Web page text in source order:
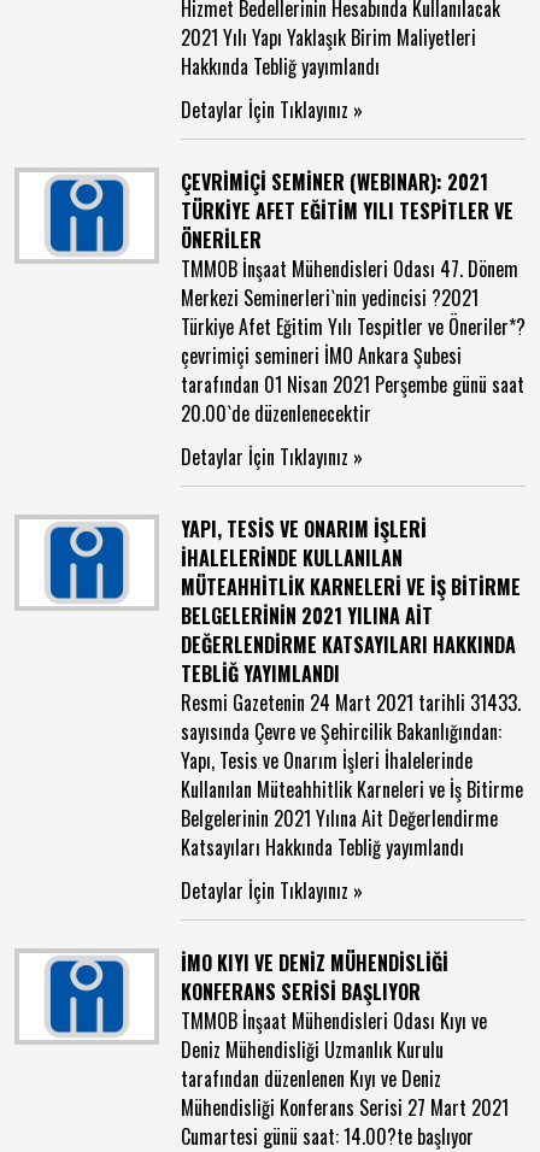
Hizmet Bedellerinin Hesabında Kullanılacak
2021 Yılı Yapı Yaklaşık Birim Maliyetleri
Hakkında Tebliğ yayımlandı
Detaylar İçin Tıklayınız »
ÇEVRİMİÇİ SEMİNER (WEBINAR): 2021
TÜRKİYE AFET EĞİTİM YILI TESPİTLER VE
ÖNERİLER
TMMOB İnşaat Mühendisleri Odası 47. Dönem
Merkezi Seminerleri`nin yedincisi ?2021
Türkiye Afet Eğitim Yılı Tespitler ve Öneriler*?
çevrimiçi semineri İMO Ankara Şubesi
tarafından 01 Nisan 2021 Perşembe günü saat
20.00`de düzenlenecektir
Detaylar İçin Tıklayınız »
YAPI, TESİS VE ONARIM İŞLERİ
İHALELERİNDE KULLANILAN
MÜTEAHHİTLİK KARNELERİ VE İŞ BİTİRME
BELGELERİNİN 2021 YILINA AİT
DEĞERLENDİRME KATSAYILARI HAKKINDA
TEBLİĞ YAYIMLANDI
Resmi Gazetenin 24 Mart 2021 tarihli 31433.
sayısında Çevre ve Şehircilik Bakanlığından:
Yapı, Tesis ve Onarım İşleri İhalelerinde
Kullanılan Müteahhitlik Karneleri ve İş Bitirme
Belgelerinin 2021 Yılına Ait Değerlendirme
Katsayıları Hakkında Tebliğ yayımlandı
Detaylar İçin Tıklayınız »
İMO KIYI VE DENİZ MÜHENDİSLİĞİ
KONFERANS SERİSİ BAŞLIYOR
TMMOB İnşaat Mühendisleri Odası Kıyı ve
Deniz Mühendisliği Uzmanlık Kurulu
tarafından düzenlenen Kıyı ve Deniz
Mühendisliği Konferans Serisi 27 Mart 2021
Cumartesi günü saat: 14.00?te başlıyor